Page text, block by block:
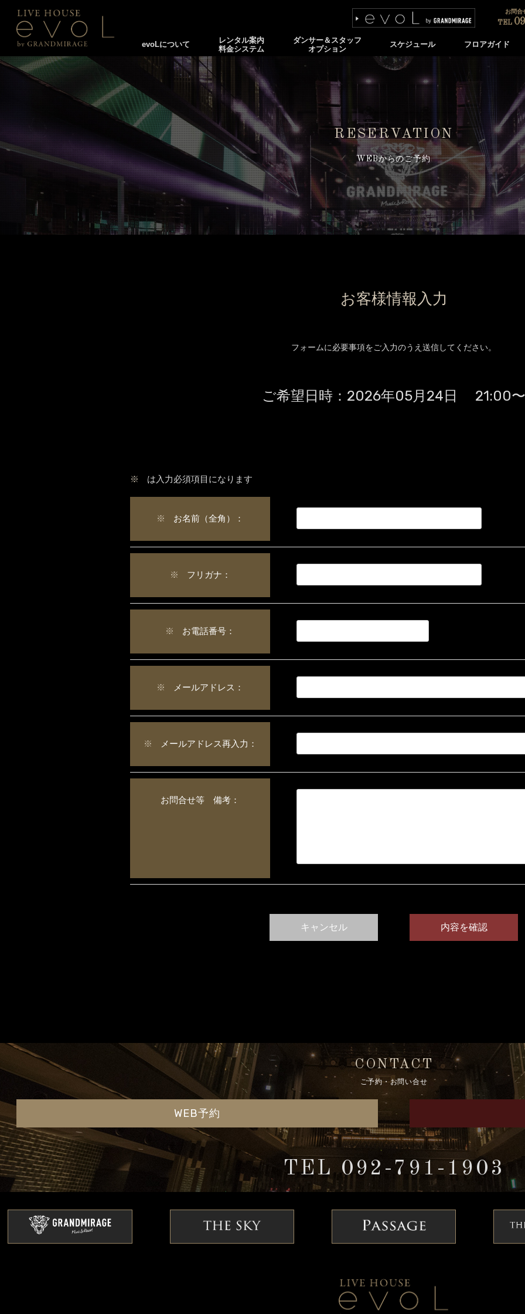
evoLについて
レンタル案内
料金システム
ダンサー＆スタッフ
オプション
スケジュール フロアガイド
お問合
TEL
RESERVATION
WEBからのご予約
お客様情報入力
フォームに必要事項をご入力のうえ送信してください。
ご希望日時： 2026年05月24日 21:00〜
※ は入力必須項目になります
※ お名前（全角）：
※ フリガナ：
※ お電話番号：
※ メールアドレス：
※ メールアドレス再入力：
お問合せ等 備考：
CONTACT
ご予約・お問い合せ
WEB予約
TEL 092-791-1903